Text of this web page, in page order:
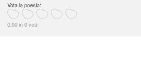
Vota la poesia:
0.00 in 0 voti